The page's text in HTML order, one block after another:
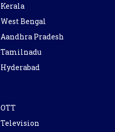
Kerala
West Bengal
Aandhra Pradesh
Tamilnadu
Hyderabad
OTT
Television